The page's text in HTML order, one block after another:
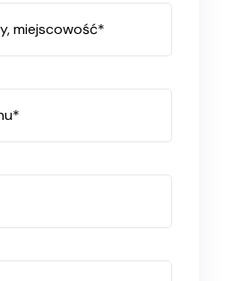
miejscowość*